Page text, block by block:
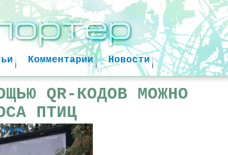
Jump to navigation
Новости
Комментарии
QR-КОДОВ МОЖНО
ПТИЦ